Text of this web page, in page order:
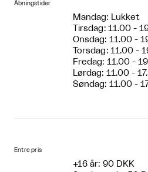
Åbningstider
Mandag: Lukket
Tirsdag: 11.00 -
Onsdag: 11.00 -
Torsdag: 11.00 -
Fredag: 11.00 -
Lørdag: 11.00 -
Søndag: 11.00 -
Entre pris
+16 år: 90 DKK